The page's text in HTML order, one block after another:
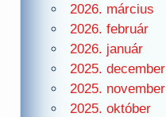
2026. március
2026. február
2026. január
2025. december
2025. november
2025. október